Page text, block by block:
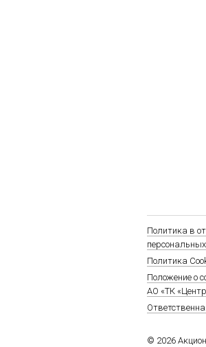
Политика в
Политика
Положение о
АО «ТК
© 2026